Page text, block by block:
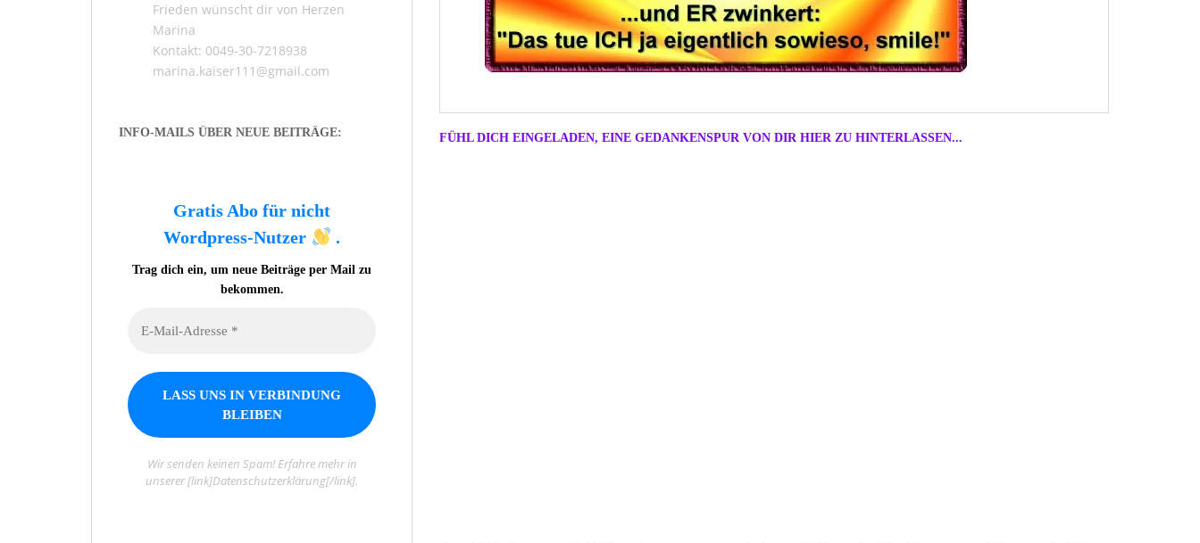
FÜHL DICH EINGELADEN, EINE GEDANKENSPUR VON DIR HIER ZU HINTERLASSEN...
Frieden wünscht dir von Herzen
Marina
Kontakt: 0049-30-7218938
marina.kaiser111@gmail.com
INFO-MAILS ÜBER NEUE BEITRÄGE:
Gratis Abo für nicht
Wordpress-Nutzer
.
Trag dich ein, um neue Beiträge per Mail zu
bekommen.
Wir senden keinen Spam! Erfahre mehr in
unserer [link]Datenschutzerklärung[/link].